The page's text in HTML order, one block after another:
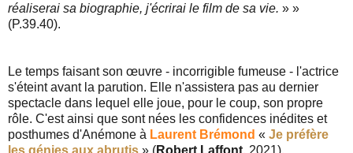
réaliserai sa biographie, j'écrirai le film de sa vie. » »
(P.39.40).
Le temps faisant son œuvre - incorrigible fumeuse - l'actrice
s'éteint avant la parution. Elle n'assistera pas au dernier
spectacle dans lequel elle joue, pour le coup, son propre
rôle. C'est ainsi que sont nées les confidences inédites et
posthumes d'Anémone à Laurent Brémond « Je préfère
les génies aux abrutis » (Robert Laffont, 2021).